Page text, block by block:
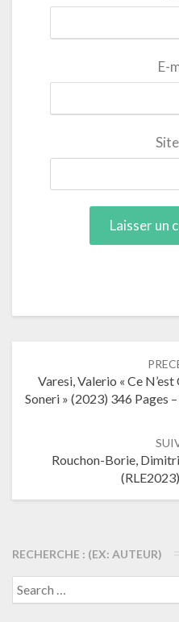
E-
articles
Varesi, Valerio « Ce
Soneri » (2023) 346 Pages
Rouchon-Borie, Dimitri
RECHERCHE : (EX: AUTEUR)
Search
for: